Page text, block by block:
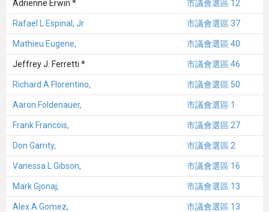
Adrienne Erwin * 市議會選區 12
Rafael L Espinal, Jr 市議會選區 37
Mathieu Eugene, 市議會選區 40
Jeffrey J. Ferretti * 市議會選區 46
Richard A Florentino, 市議會選區 50
Aaron Foldenauer, 市議會選區 1
Frank Francois, 市議會選區 27
Don Garrity, 市議會選區 2
Vanessa L Gibson, 市議會選區 16
Mark Gjonaj, 市議會選區 13
Alex A Gomez, 市議會選區 13